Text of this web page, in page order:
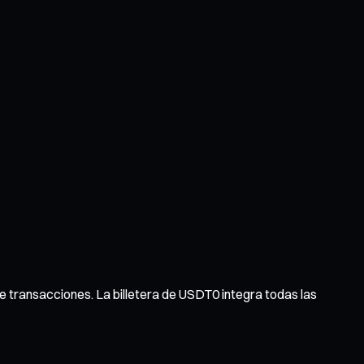
transacciones. La billetera de USDT0 integra todas las